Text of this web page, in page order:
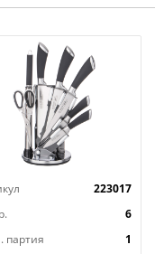
223017
6
партия
1